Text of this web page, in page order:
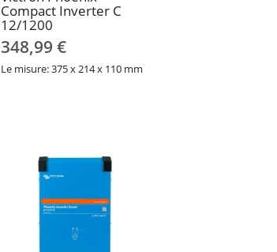
Compact Inverter C
12/1200
348,99 €
Le misure: 375 x 214 x 110 mm